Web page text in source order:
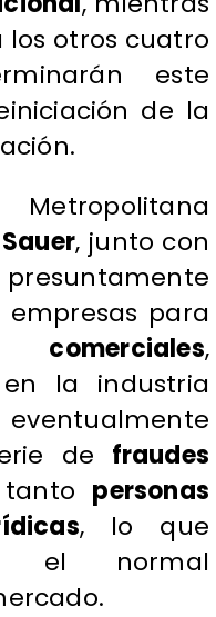
otros cuatro
este
de la
, junto con
para
,
la industria
de fraudes
personas
, lo que
el normal